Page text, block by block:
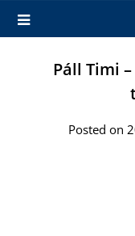
Páll Timi
Posted on